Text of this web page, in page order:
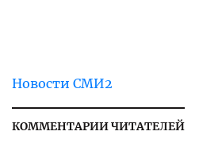
Новости СМИ2
КОММЕНТАРИИ ЧИТАТЕЛЕЙ